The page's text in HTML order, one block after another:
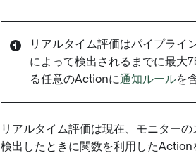
リアルタイム評価はパイプラ
によって検出されるまでに最大
る任意のActionに通知ルールを
リアルタイム評価は現在、モニター
検出したときに関数を利用した